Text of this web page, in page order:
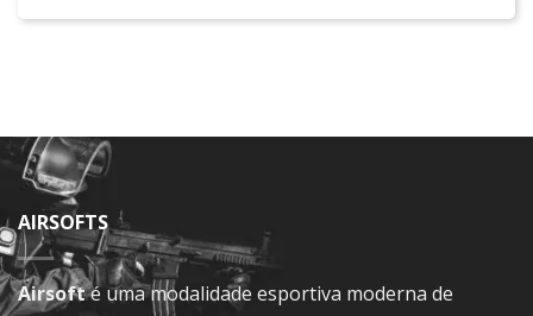
AIRSOFTS
Airsofté uma modalidade esportiva moderna de